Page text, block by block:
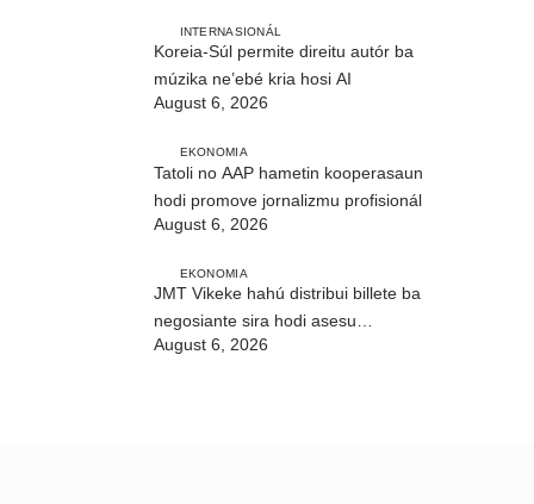
INTERNASIONÁL
Koreia-Súl permite direitu autór ba
múzika ne’ebé kria hosi AI
August 6, 2026
EKONOMIA
Tatoli no AAP hametin kooperasaun
hodi promove jornalizmu profisionál
August 6, 2026
EKONOMIA
JMT Vikeke hahú distribui billete ba
negosiante sira hodi asesu
August 6, 2026